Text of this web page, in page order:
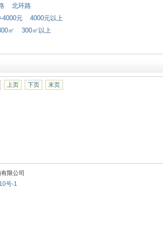
北环路
4000元
4000元以上
㎡
300㎡以上
上页 下页 末页
限公司
号-1